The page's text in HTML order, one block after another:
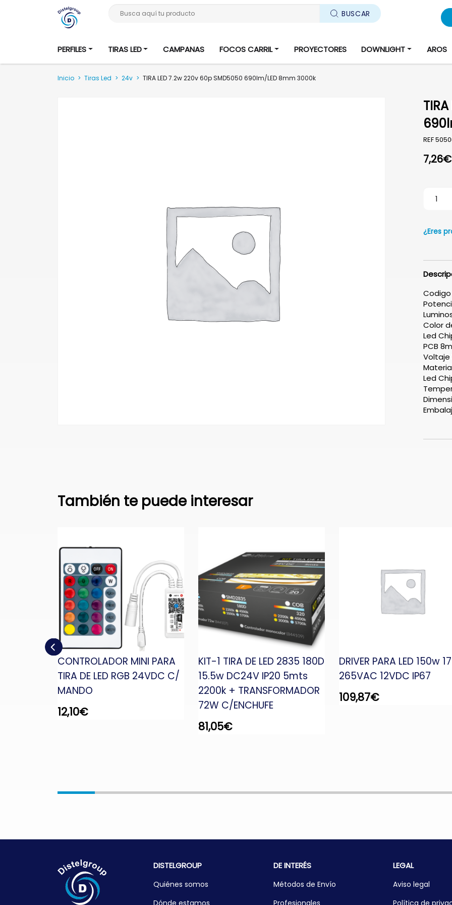
Busca aquí tu producto BUSCAR
PERFILES TIRAS LED CAMPANAS FOCOS CARRIL PROYECTORES DOWNLIGHT AROS
Inicio > Tiras Led > 24v > TIRA LED 7.2w 220v 60p SMD5050 690lm/LED 8mm 3000k
REF
7,26€
TIRA
¿Eres
Color
Led
PCB
Voltaje
Led
También te puede interesar
CONTROLADOR MINI PARA
TIRA DE LED RGB 24VDC C/
MANDO
12,10€
KIT-1 TIRA DE LED 2835 180D
15.5w DC24V IP20 5mts
2200k + TRANSFORMADOR
72W C/ENCHUFE
81,05€
DRIVER PARA LED 150w
265VAC 12VDC IP67
109,87€
DISTELGROUP
Quiénes somos
DE INTERÉS
Métodos de Envío
LEGAL
Aviso legal